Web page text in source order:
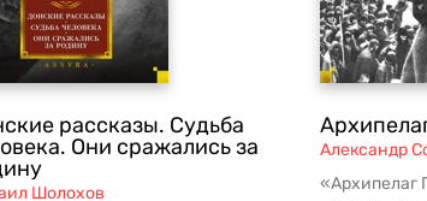
рассказы. Судьба
Они сражались за
Шолохов
Александр
«Архипелаг